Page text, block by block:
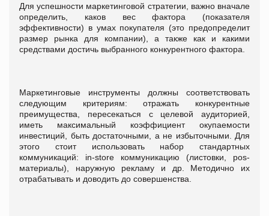
Для успешности маркетинговой стратегии, важно вначале
определить, каков вес фактора (показателя
эффективности) в умах покупателя (это предопределит
размер рынка для компании), а также как и какими
средствами достичь выбранного конкурентного фактора.
Маркетинговые инструменты должны соответствовать
следующим критериям: отражать конкурентные
преимущества, пересекаться с целевой аудиторией,
иметь максимальный коэффициент окупаемости
инвестиций, быть достаточными, а не избыточными. Для
этого стоит использовать набор стандартных
коммуникаций: in-store коммуникацию (листовки, pos-
материалы), наружную рекламу и др. Методично их
отрабатывать и доводить до совершенства.